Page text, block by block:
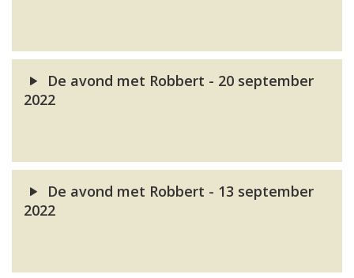
De avond met Robbert - 20 september
2022
De avond met Robbert - 13 september
2022